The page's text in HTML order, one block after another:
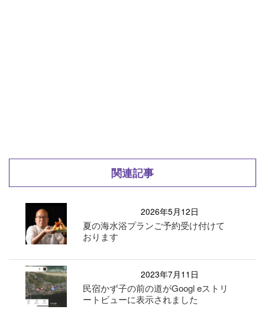
関連記事
2026年5月12日
夏の海水浴プランご予約受け付けて
おります
2023年7月11日
民宿かず子の前の道がGoogl eストリ
ートビューに表示されました